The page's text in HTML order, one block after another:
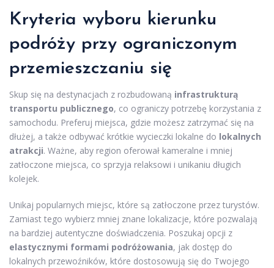
Kryteria wyboru kierunku
podróży przy ograniczonym
przemieszczaniu się
Skup się na destynacjach z rozbudowaną infrastrukturą
transportu publicznego, co ograniczy potrzebę korzystania z
samochodu. Preferuj miejsca, gdzie możesz zatrzymać się na
dłużej, a także odbywać krótkie wycieczki lokalne do lokalnych
atrakcji. Ważne, aby region oferował kameralne i mniej
zatłoczone miejsca, co sprzyja relaksowi i unikaniu długich
kolejek.
Unikaj popularnych miejsc, które są zatłoczone przez turystów.
Zamiast tego wybierz mniej znane lokalizacje, które pozwalają
na bardziej autentyczne doświadczenia. Poszukaj opcji z
elastycznymi formami podróżowania, jak dostęp do
lokalnych przewoźników, które dostosowują się do Twojego